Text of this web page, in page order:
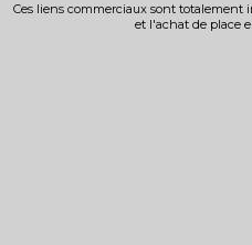
Ces liens commerciaux sont totalement
et l'achat de place